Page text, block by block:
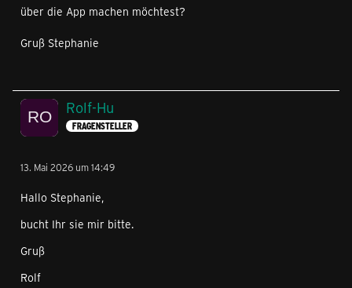
über die App machen möchtest?
Gruß Stephanie
Rolf-Hu
FRAGENSTELLER
13. Mai 2026 um 14:49
Hallo Stephanie,
bucht Ihr sie mir bitte.
Gruß
Rolf